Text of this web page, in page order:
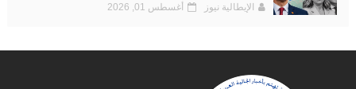
الإيطالية نيوز أغسطس 01, 2026